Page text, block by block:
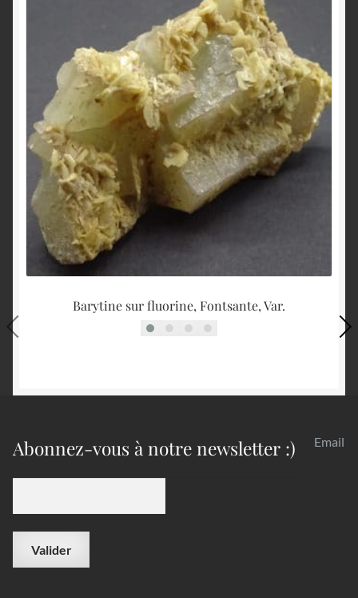
Barytine sur fluorine, Fontsante, Var.
Abonnez-vous à notre newsletter :) Email